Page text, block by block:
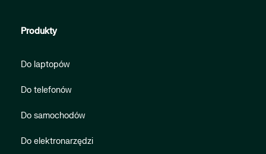
Produkty
Do laptopów
Do telefonów
Do samochodów
Do elektronarzędzi